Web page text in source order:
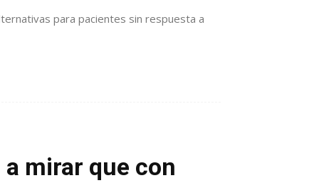
para pacientes sin respuesta a
mirar que con